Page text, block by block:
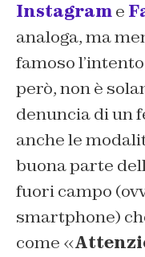
Instagrame
analoga, ma
famoso
però, non è
denuncia di un
anche le
buona parte
fuori campo
smartphone)
come «